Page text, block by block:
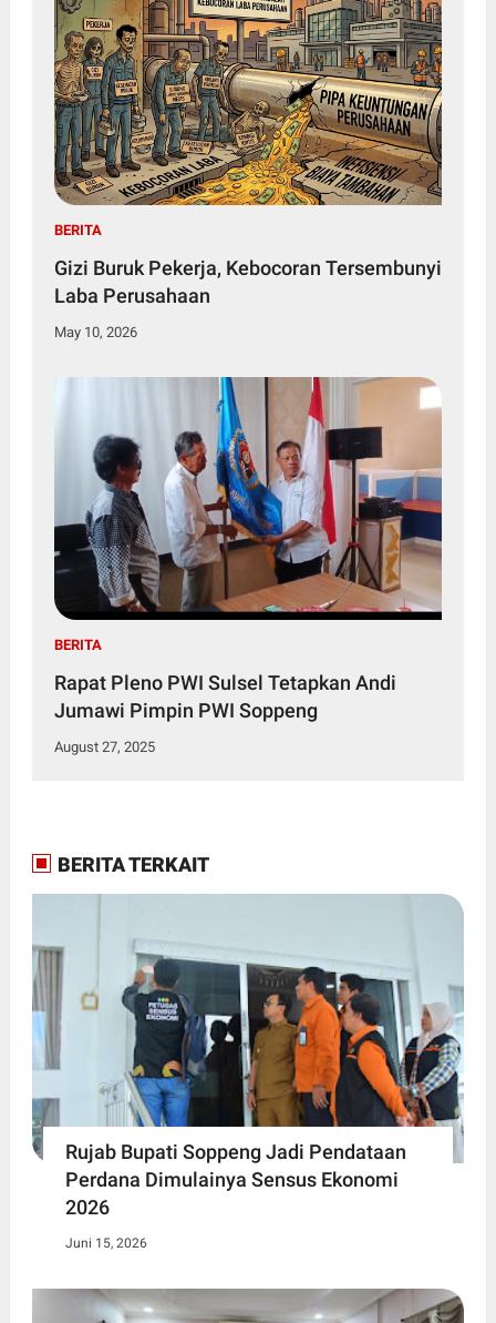
BERITA
Gizi Buruk Pekerja, Kebocoran Tersembunyi
Laba Perusahaan
May 10, 2026
BERITA
Rapat Pleno PWI Sulsel Tetapkan Andi
Jumawi Pimpin PWI Soppeng
August 27, 2025
BERITA TERKAIT
Rujab Bupati Soppeng Jadi Pendataan
Perdana Dimulainya Sensus Ekonomi
2026
Juni 15, 2026